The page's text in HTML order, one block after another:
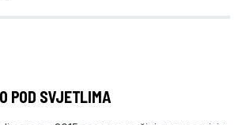
POD SVJETLIMA